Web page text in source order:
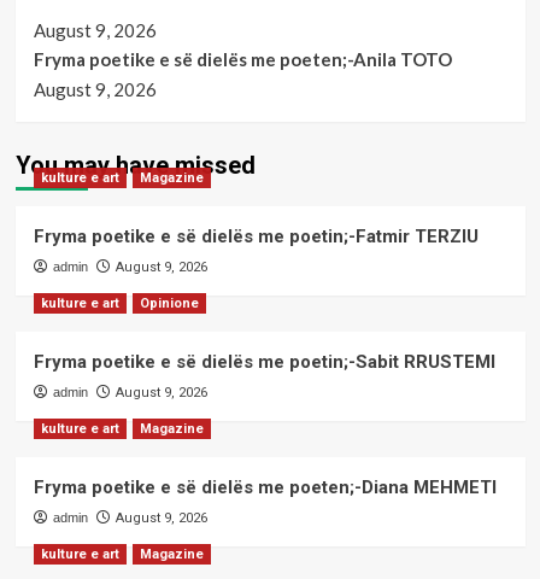
August 9, 2026
Fryma poetike e së dielës me poeten;-Anila TOTO
August 9, 2026
You may have missed
kulture e art Magazine
Fryma poetike e së dielës me poetin;-Fatmir TERZIU
admin August 9, 2026
kulture e art Opinione
Fryma poetike e së dielës me poetin;-Sabit RRUSTEMI
admin August 9, 2026
kulture e art Magazine
Fryma poetike e së dielës me poeten;-Diana MEHMETI
admin August 9, 2026
kulture e art Magazine